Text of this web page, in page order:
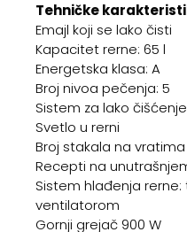
Tehničke
Emajl koji se lako čisti
Kapacitet rerne: 65 l
Energetska klasa: A
Broj nivoa pečenja: 5
Sistem za lako
Svetlo u rerni
Broj stakala na vratima
Recepti na
Sistem hlađenja
ventilatorom
Gornji grejač 900 W